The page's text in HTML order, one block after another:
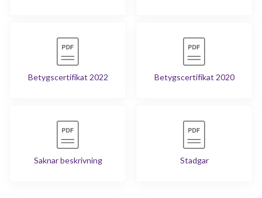
Betygscertifikat 2022 Betygscertifikat 2020
Saknar beskrivning Stadgar